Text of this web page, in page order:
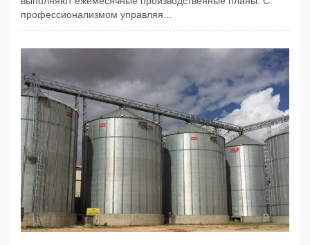
профессионализмом управляя...